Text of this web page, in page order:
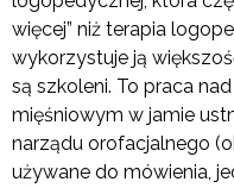
więcej” niż terapia
wykorzystuje ją
są szkoleni. To praca
mięśniowym w jamie
narządu orofacjalnego
używane do mówienia,